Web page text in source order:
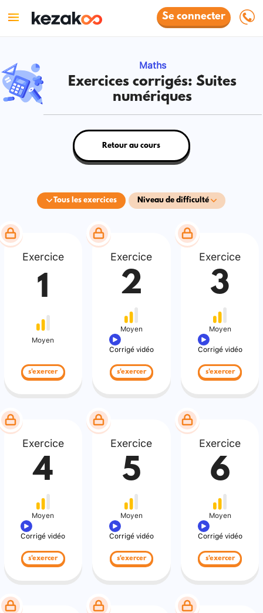
Se connecter
Maths
Exercices corrigés: Suites
numériques
Tous les exercices Niveau de difficulté
Retour au cours
Exercice
1
Moyen
s'exercer
Exercice
2
Moyen
Corrigé vidéo
s'exercer
Exercice
3
Moyen
Corrigé vidéo
s'exercer
Exercice
4
Moyen
Corrigé vidéo
s'exercer
Exercice
5
Moyen
Corrigé vidéo
s'exercer
Exercice
6
Moyen
Corrigé vidéo
s'exercer